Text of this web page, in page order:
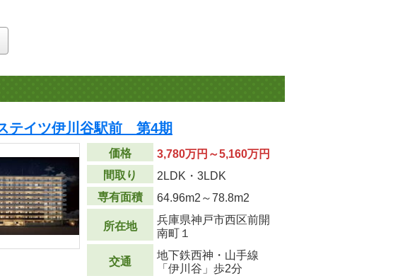
テイツ伊川谷駅前 第4期
価格
3,780万円～5,160万円
間取り
2LDK・3LDK
専有面積
64.96m2 ～78.8m2
所在地
兵庫県神戸市西区前開
南町１
交通
地下鉄西神・山手線
「伊川谷」歩2分